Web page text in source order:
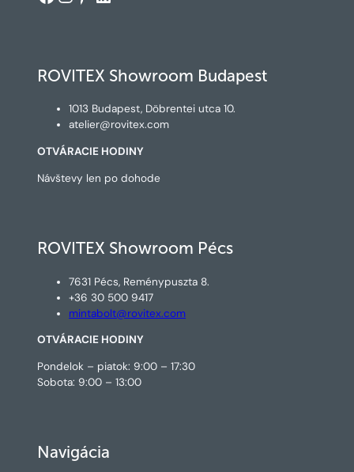
ROVITEX Showroom Budapest
1013 Budapest, Döbrentei utca 10.
atelier@rovitex.com
OTVÁRACIE HODINY
Návštevy len po dohode
ROVITEX Showroom Pécs
7631 Pécs, Reménypuszta 8.
+36 30 500 9417
mintabolt@rovitex.com
OTVÁRACIE HODINY
Pondelok – piatok: 9:00 – 17:30
Sobota: 9:00 – 13:00
Navigácia